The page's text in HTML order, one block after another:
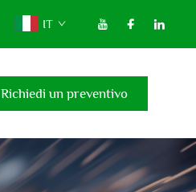
IT
Richiedi un preventivo